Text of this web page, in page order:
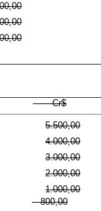
Cr$
5.500,00
4.000,00
3.000,00
2.000,00
1.000,00
800,00